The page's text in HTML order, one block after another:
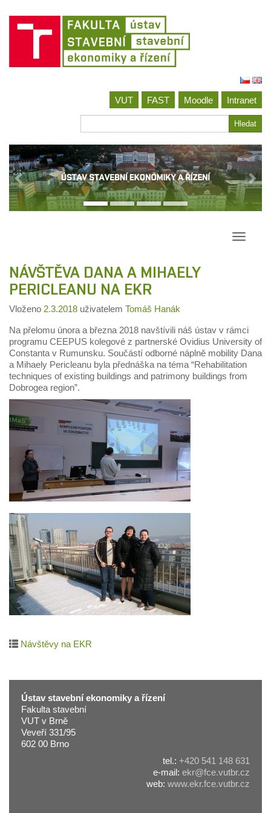
VUT FAST Moodle
Intranet
Hledat
NÁVŠTĚVA DANA A MIHAELY
PERICLEANU NA EKR
Vloženo 2.3.2018 uživatelem Tomáš Hanák
Na přelomu února a března 2018 navštívili náš ústav v rámci
programu CEEPUS kolegové z partnerské Ovidius University of
Constanta v Rumunsku. Součástí odborné náplně mobility Dana
a Mihaely Pericleanu byla přednáška na téma “Rehabilitation
techniques of existing buildings and patrimony buildings from
Dobrogea region”.
Návštěvy na EKR
Ústav stavební ekonomiky a řízení
Fakulta stavební
VUT v Brně
Veveří 331/95
602 00 Brno
tel.: +420 541 148 631
e-mail: ekr@fce.vutbr.cz
web: www.ekr.fce.vutbr.cz